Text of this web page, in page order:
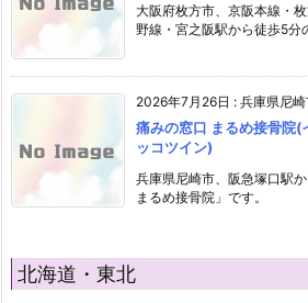
大阪府枚方市、京阪本線・
野線・宮之阪駅から徒歩5分
2026年7月26日 : 兵庫県尼
痛みの窓口 まるめ接骨院(
ッコツイン)
兵庫県尼崎市、阪急塚口駅
まるめ接骨院」です。
北海道・東北